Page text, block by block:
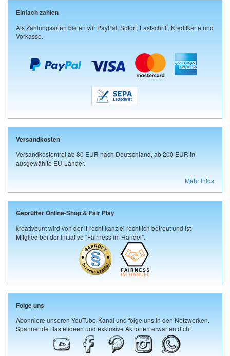
Einfach zahlen
Als Zahlungsarten bieten wir PayPal, Sofort, Lastschrift, Kreditkarte und
Vorkasse.
Versandkosten
Versandkostenfrei ab 80 EUR nach Deutschland, ab 200 EUR in
ausgewählte EU-Länder.
Mehr Infos
Geprüfter Online-Shop & Fair Play
kreativbunt wird von der it-recht kanzlei rechtlich betreut und ist
Mitglied bei der Initiative "Fairness im Handel".
Folge uns
Abonniere unseren YouTube-Kanal und folge uns in den Netzwerken.
Spannende Bastelideen und exklusive Aktionen erwarten dich!